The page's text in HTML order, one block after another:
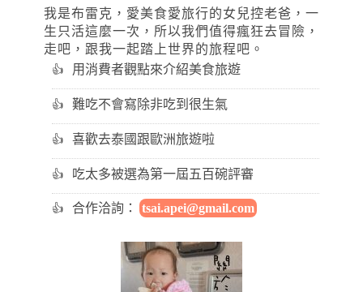
我是布雷克，愛美食愛旅行的女兒控老爸，一
生只活這麼一次，所以我們值得瘋狂去冒險，
走吧，跟我一起踏上世界的旅程吧。
用消費者觀點來介紹美食旅遊
難吃不會寫除非吃到很生氣
喜歡去泰國跟歐洲旅遊啦
吃太多被選為第一屆五百碗評審
合作洽詢： tsai.apei@gmail.com